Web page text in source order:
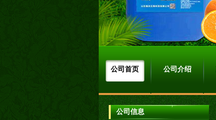
公司首页 公司介绍
公司信息